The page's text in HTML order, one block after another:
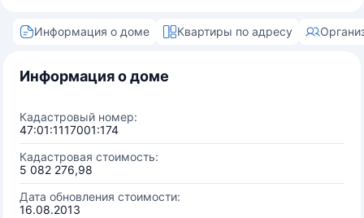
Информация о доме Квартиры по адресу
Информация о доме
Кадастровый номер:
47:01:1117001:174
Кадастровая стоимость:
5 082 276,98
Дата обновления стоимости:
16.08.2013